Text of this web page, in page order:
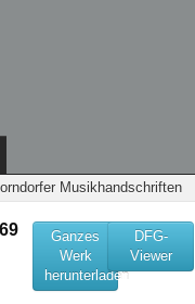
Musikhandschriften
Ganzes
Werk
herunterladen
DFG-
Viewer